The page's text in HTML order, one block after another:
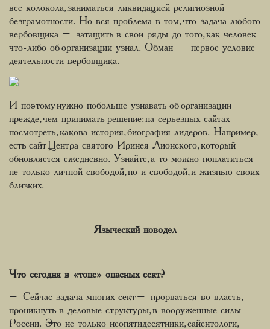
все колокола, заниматься ликвидацией религиозной
безграмотности. Но вся проблема в том, что задача любого
вербовщика – затащить в свои ряды до того, как человек
что-либо об организации узнал. Обман ― первое условие
деятельности вербовщика.
И поэтому нужно побольше узнавать об организации
прежде, чем принимать решение: на серьезных сайтах
посмотреть, какова история, биография лидеров. Например,
есть сайт Центра святого Иринея Лионского, который
обновляется ежедневно. Узнайте, а то можно поплатиться
не только личной свободой, но и свободой, и жизнью своих
близких.
Языческий новодел
Что сегодня в «топе» опасных сект?
– Сейчас задача многих сект – прорваться во власть,
проникнуть в деловые структуры, в вооруженные силы
России. Это не только неопятидесятники, сайентологи,